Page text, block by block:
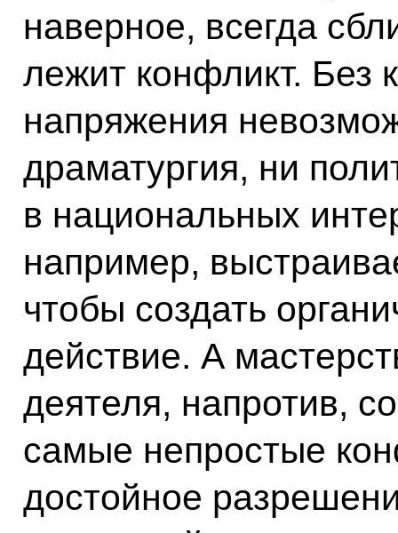
наверное, всегда
лежит конфликт. Без
напряжения
драматургия, ни
в национальных
например,
чтобы создать
действие. А
деятеля, напротив,
самые непростые
достойное